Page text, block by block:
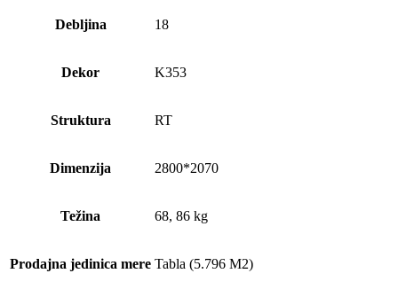
Debljina 18
Dekor K353
Struktura RT
Dimenzija 2800*2070
Težina 68, 86 kg
Prodajna jedinica mere Tabla (5.796 M2)